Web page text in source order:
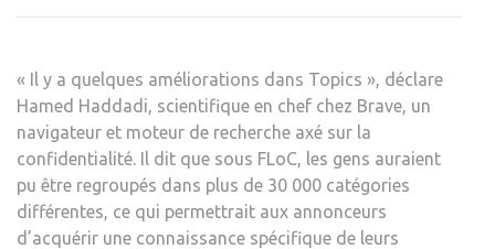
« Il y a quelques améliorations dans Topics », déclare
Hamed Haddadi, scientifique en chef chez Brave, un
navigateur et moteur de recherche axé sur la
confidentialité. Il dit que sous FLoC, les gens auraient
pu être regroupés dans plus de 30 000 catégories
différentes, ce qui permettrait aux annonceurs
d’acquérir une connaissance spécifique de leurs